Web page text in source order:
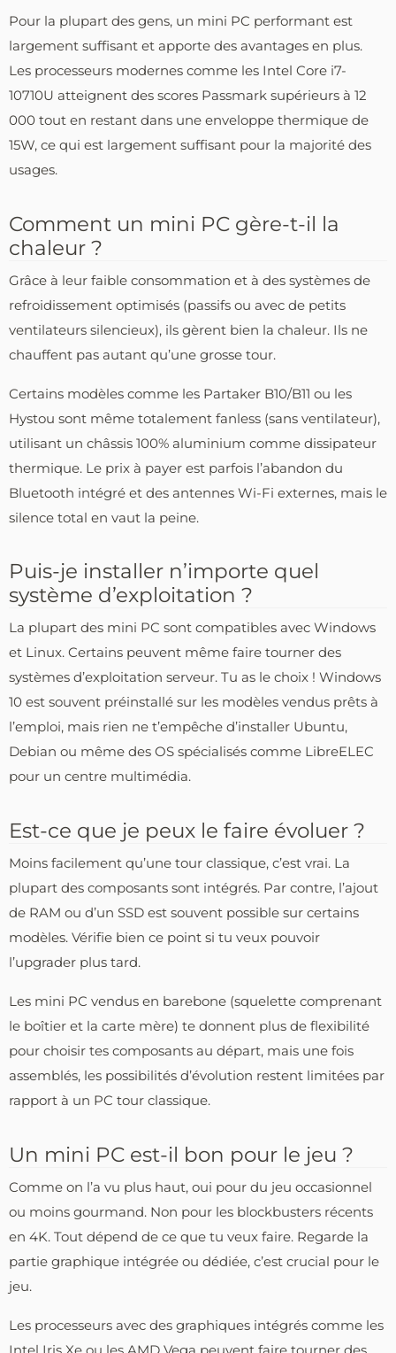
Pour la plupart des gens, un mini PC performant est
largement suffisant et apporte des avantages en plus.
Les processeurs modernes comme les Intel Core i7-
10710U atteignent des scores Passmark supérieurs à 12
000 tout en restant dans une enveloppe thermique de
15W, ce qui est largement suffisant pour la majorité des
usages.
Comment un mini PC gère-t-il la
chaleur ?
Grâce à leur faible consommation et à des systèmes de
refroidissement optimisés (passifs ou avec de petits
ventilateurs silencieux), ils gèrent bien la chaleur. Ils ne
chauffent pas autant qu’une grosse tour.
Certains modèles comme les Partaker B10/B11 ou les
Hystou sont même totalement fanless (sans ventilateur),
utilisant un châssis 100% aluminium comme dissipateur
thermique. Le prix à payer est parfois l’abandon du
Bluetooth intégré et des antennes Wi-Fi externes, mais le
silence total en vaut la peine.
Puis-je installer n’importe quel
système d’exploitation ?
La plupart des mini PC sont compatibles avec Windows
et Linux. Certains peuvent même faire tourner des
systèmes d’exploitation serveur. Tu as le choix ! Windows
10 est souvent préinstallé sur les modèles vendus prêts à
l’emploi, mais rien ne t’empêche d’installer Ubuntu,
Debian ou même des OS spécialisés comme LibreELEC
pour un centre multimédia.
Est-ce que je peux le faire évoluer ?
Moins facilement qu’une tour classique, c’est vrai. La
plupart des composants sont intégrés. Par contre, l’ajout
de RAM ou d’un SSD est souvent possible sur certains
modèles. Vérifie bien ce point si tu veux pouvoir
l’upgrader plus tard.
Les mini PC vendus en barebone (squelette comprenant
le boîtier et la carte mère) te donnent plus de flexibilité
pour choisir tes composants au départ, mais une fois
assemblés, les possibilités d’évolution restent limitées par
rapport à un PC tour classique.
Un mini PC est-il bon pour le jeu ?
Comme on l’a vu plus haut, oui pour du jeu occasionnel
ou moins gourmand. Non pour les blockbusters récents
en 4K. Tout dépend de ce que tu veux faire. Regarde la
partie graphique intégrée ou dédiée, c’est crucial pour le
jeu.
Les processeurs avec des graphiques intégrés comme les